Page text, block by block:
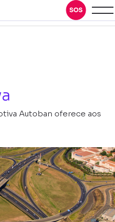
Autoban oferece aos